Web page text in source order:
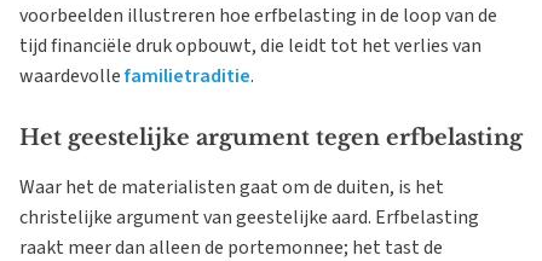
voorbeelden illustreren hoe erfbelasting in de loop van de
tijd financiële druk opbouwt, die leidt tot het verlies van
waardevollefamilietraditie.
Het geestelijke argument tegen erfbelasting
Waar het de materialisten gaat om de duiten, is het
christelijke argument van geestelijke aard. Erfbelasting
raakt meer dan alleen de portemonnee; het tast de